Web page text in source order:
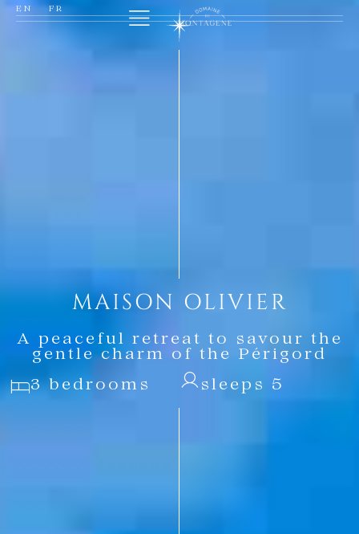
EN FR
MAISON OLIVIER
A peaceful retreat to savour the
gentle charm of the Périgord
3 bedrooms
sleeps 5